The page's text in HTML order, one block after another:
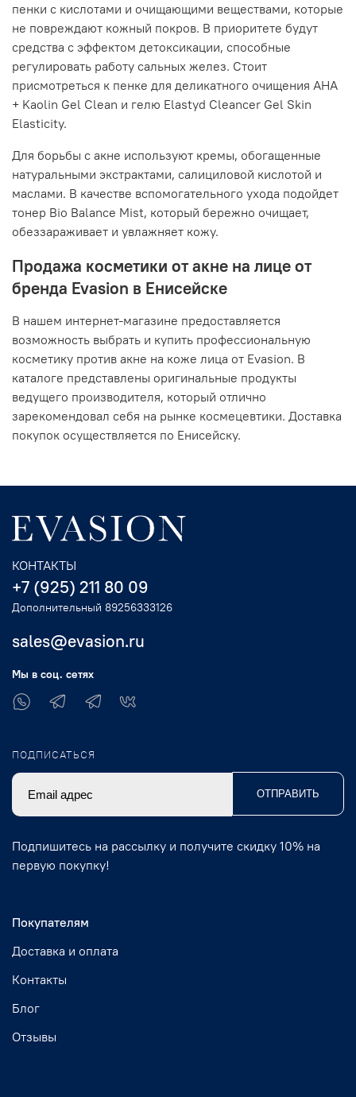
пенки с кислотами и очищающими веществами, которые
не повреждают кожный покров. В приоритете будут
средства с эффектом детоксикации, способные
регулировать работу сальных желез. Стоит
присмотреться к пенке для деликатного очищения AHA
+ Kaolin Gel Clean и гелю Elastyd Cleancer Gel Skin
Elasticity.
Для борьбы с акне используют кремы, обогащенные
натуральными экстрактами, салициловой кислотой и
маслами. В качестве вспомогательного ухода подойдет
тонер Bio Balance Mist, который бережно очищает,
обеззараживает и увлажняет кожу.
Продажа косметики от акне на лице от
бренда Evasion в Енисейске
В нашем интернет-магазине предоставляется
возможность выбрать и купить профессиональную
косметику против акне на коже лица от Evasion. В
каталоге представлены оригинальные продукты
ведущего производителя, который отлично
зарекомендовал себя на рынке космецевтики. Доставка
покупок осуществляется по Енисейску.
Покупателям
Доставка и оплата
Контакты
Блог
Отзывы
КОНТАКТЫ
+7 (925) 211 80 09
Дополнительный 89256333126
sales@evasion.ru
Мы в соц. сетях
ПОДПИСАТЬСЯ
ОТПРАВИТЬ
Подпишитесь на рассылку и получите скидку 10% на
первую покупку!